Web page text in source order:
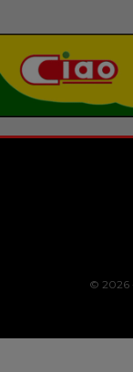
© 2026